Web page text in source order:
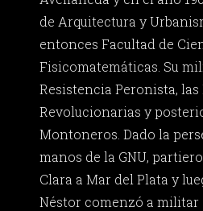
de Arquitectura y
entonces Facultad de
Fisicomatemáticas. Su
Resistencia Peronista,
Revolucionarias y
Montoneros. Dado la
manos de la GNU,
Clara a Mar del Plata y
Néstor comenzó a militar